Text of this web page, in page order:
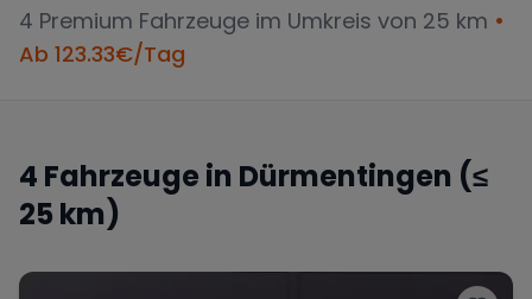
Mercedes
4 Premium Fahrzeuge im Umkreis von 25 km •
Ab 123.33€/Tag
4 Fahrzeuge in Dürmentingen (≤
25 km)